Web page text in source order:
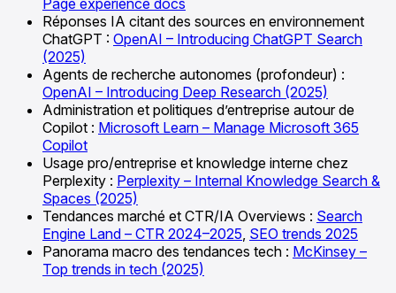
Réponses IA citant des sources en environnement
ChatGPT : OpenAI – Introducing ChatGPT Search
(2025)
Agents de recherche autonomes (profondeur) :
OpenAI – Introducing Deep Research (2025)
Administration et politiques d’entreprise autour de
Copilot : Microsoft Learn – Manage Microsoft 365
Copilot
Usage pro/entreprise et knowledge interne chez
Perplexity : Perplexity – Internal Knowledge Search &
Spaces (2025)
Tendances marché et CTR/IA Overviews : Search
Engine Land – CTR 2024–2025 SEO trends 2025
Panorama macro des tendances tech : McKinsey –
Top trends in tech (2025)